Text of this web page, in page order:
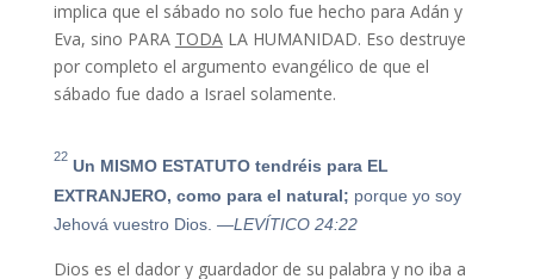
implica que el sábado no solo fue hecho para Adán y
Eva, sino PARA TODALA HUMANIDAD. Eso destruye
por completo el argumento evangélico de que el
sábado fue dado a Israel solamente.
22 Un MISMO ESTATUTO tendréis para EL
EXTRANJERO, como para el natural; porque yo soy
Jehová vuestro Dios. —LEVÍTICO 24:22
Dios es el dador y guardador de su palabra y no iba a